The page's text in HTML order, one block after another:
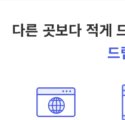
다른 곳보다 적게
드